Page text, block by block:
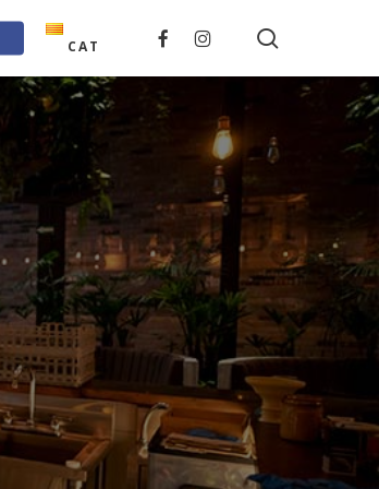
CAT
FACEBOOKINSTAGRAM